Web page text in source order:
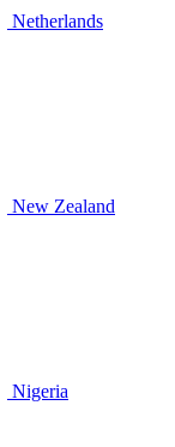
Netherlands
New Zealand
Nigeria